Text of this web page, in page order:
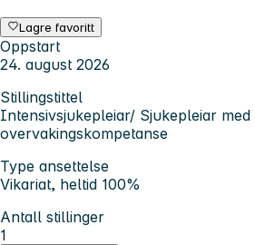
Lagre favoritt
Oppstart
24. august 2026
Stillingstittel
Intensivsjukepleiar/ Sjukepleiar med
overvakingskompetanse
Type ansettelse
Vikariat, heltid 100%
Antall stillinger
1